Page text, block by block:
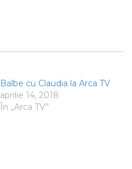
Balbe cu Claudia la Arca TV
aprilie 14, 2018
În „Arca TV”